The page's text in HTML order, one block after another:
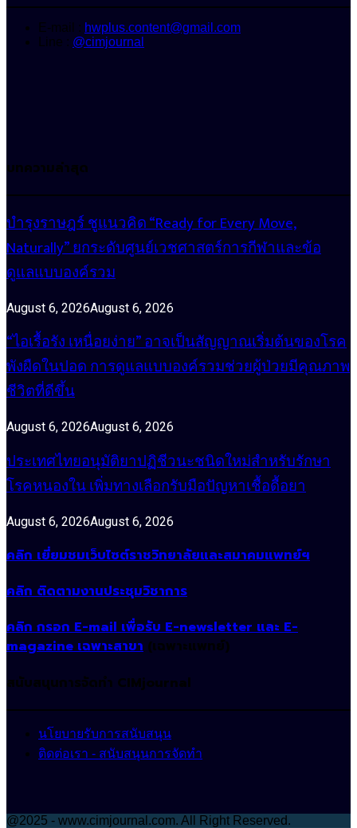
E-mail : hwplus.content@gmail.com
Line : @cimjournal
บทความล่าสุด
บำรุงราษฎร์ ชูแนวคิด “Ready for Every Move,
Naturally” ยกระดับศูนย์เวชศาสตร์การกีฬาและข้อ
ดูแลแบบองค์รวม
August 6, 2026August 6, 2026
“ไอเรื้อรัง เหนื่อยง่าย” อาจเป็นสัญญาณเริ่มต้นของโรค
พังผืดในปอด การดูแลแบบองค์รวมช่วยผู้ป่วยมีคุณภาพ
ชีวิตที่ดีขึ้น
August 6, 2026August 6, 2026
ประเทศไทยอนุมัติยาปฏิชีวนะชนิดใหม่สำหรับรักษา
โรคหนองใน เพิ่มทางเลือกรับมือปัญหาเชื้อดื้อยา
August 6, 2026August 6, 2026
คลิก เยี่ยมชมเว็บไซต์ราชวิทยาลัยและสมาคมแพทย์ฯ
คลิก ติดตามงานประชุมวิชาการ
คลิก กรอก E-mail เพื่อรับ E-newsletter และ E-
magazine เฉพาะสาขา (เฉพาะแพทย์)
สนับสนุนการจัดทำ CIMjournal
นโยบายรับการสนับสนุน
ติดต่อเรา - สนับสนุนการจัดทำ
@2025 - www.cimjournal.com. All Right Reserved.